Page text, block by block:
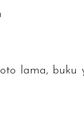
lama, buku